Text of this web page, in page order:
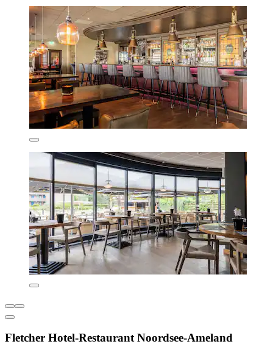
Fletcher Hotel-Restaurant Noordsee-Ameland